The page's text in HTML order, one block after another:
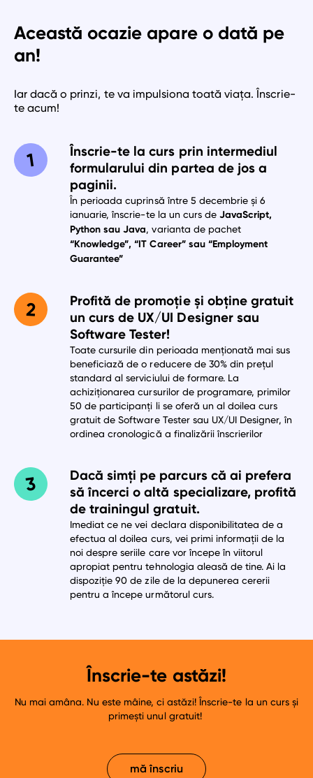
Această ocazie apare o dată pe
an!
Iar dacă o prinzi, te va impulsiona toată viața. Înscrie-
te acum!
Înscrie-te la curs prin intermediul
formularului din partea de jos a
paginii.
În perioada cuprinsă între 5 decembrie și 6
ianuarie, înscrie-te la un curs de JavaScript,
Python sau Java, varianta de pachet
“Knowledge”, “IT Career” sau “Employment
Guarantee”
Profită de promoție și obține gratuit
un curs de UX/UI Designer sau
Software Tester!
Toate cursurile din perioada menționată mai sus
beneficiază de o reducere de 30% din prețul
standard al serviciului de formare. La
achiziționarea cursurilor de programare, primilor
50 de participanți li se oferă un al doilea curs
gratuit de Software Tester sau UX/UI Designer, în
ordinea cronologică a finalizării înscrierilor
Dacă simți pe parcurs că ai prefera
să încerci o altă specializare, profită
de trainingul gratuit.
Imediat ce ne vei declara disponibilitatea de a
efectua al doilea curs, vei primi informații de la
noi despre seriile care vor începe în viitorul
apropiat pentru tehnologia aleasă de tine. Ai la
dispoziție 90 de zile de la depunerea cererii
pentru a începe următorul curs.
Înscrie-te astăzi!
Nu mai amâna. Nu este mâine, ci astăzi! Înscrie-te la un curs și
primești unul gratuit!
mă înscriu